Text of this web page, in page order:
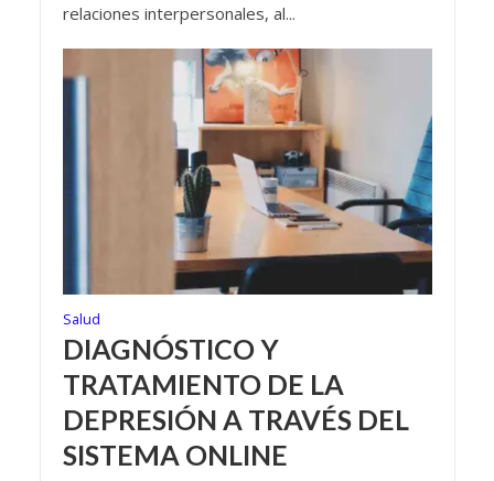
relaciones interpersonales, al...
Salud
DIAGNÓSTICO Y
TRATAMIENTO DE LA
DEPRESIÓN A TRAVÉS DEL
SISTEMA ONLINE